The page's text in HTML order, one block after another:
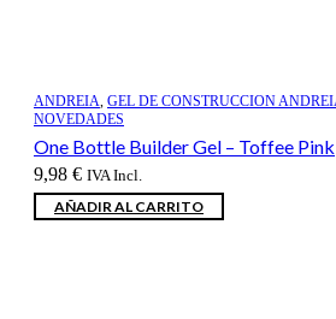
ANDREIA, GEL DE CONSTRUCCION
NOVEDADES
One Bottle Builder Gel – Toffee Pink
9,98 € IVA Incl.
AÑADIR AL CARRITO